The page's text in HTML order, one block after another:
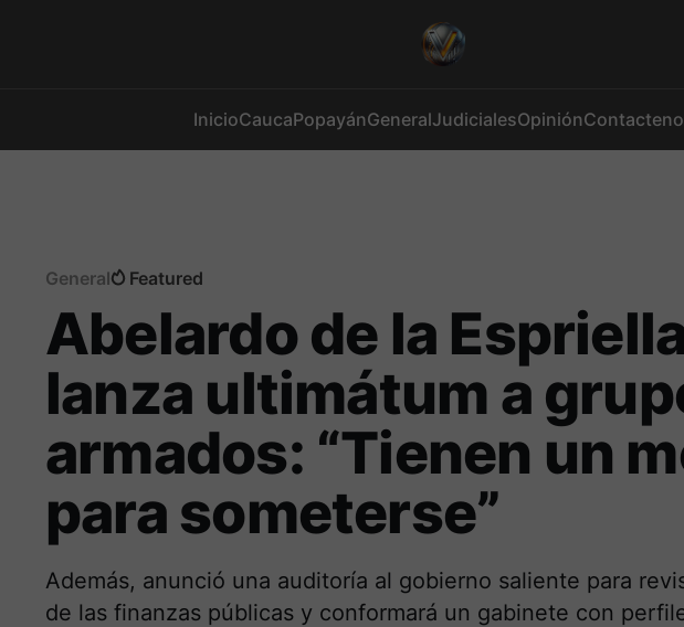
InicioCaucaPopayánGeneralJudicialesOpinión
General Featured
Abelardo de la
lanza ultimátum a
armados: “Tienen un
para someterse”
Además, anunció una auditoría al gobierno saliente para
de las finanzas públicas y conformará un gabinete con